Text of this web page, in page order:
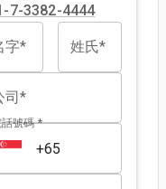
7-3382-4444
字* 姓氏*
司*
話號碼 *